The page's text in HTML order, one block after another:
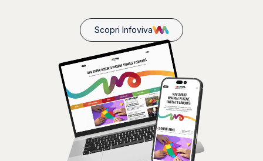
Scopri Infoviva